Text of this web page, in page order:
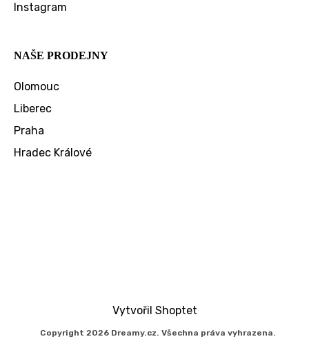
Instagram
NAŠE PRODEJNY
Olomouc
Liberec
Praha
Hradec Králové
Vytvořil Shoptet
Copyright 2026 Dreamy.cz. Všechna práva vyhrazena.